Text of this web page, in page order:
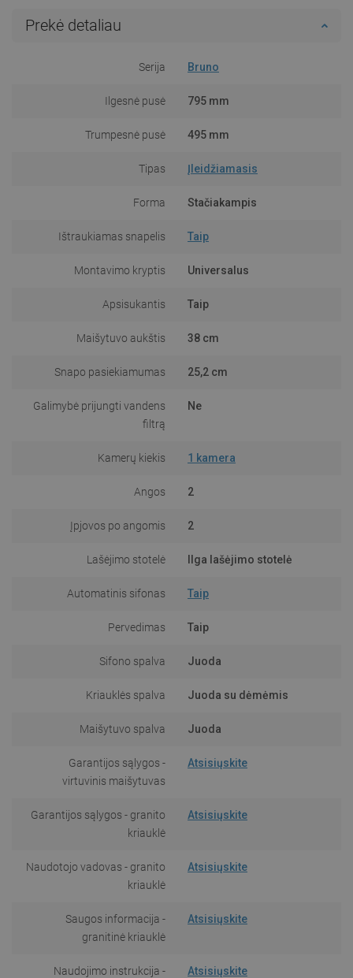
Prekė detaliau
Serija Bruno
Ilgesnė pusė 795 mm
Trumpesnė pusė 495 mm
Tipas Įleidžiamasis
Forma Stačiakampis
Ištraukiamas snapelis Taip
Montavimo kryptis Universalus
Apsisukantis Taip
Maišytuvo aukštis 38 cm
Snapo pasiekiamumas 25,2 cm
Galimybė prijungti vandens
filtrą
Ne
Kamerų kiekis 1 kamera
Angos 2
Įpjovos po angomis 2
Lašėjimo stotelė Ilga lašėjimo stotelė
Automatinis sifonas Taip
Pervedimas Taip
Sifono spalva Juoda
Kriauklės spalva Juoda su dėmėmis
Maišytuvo spalva Juoda
Garantijos sąlygos -
virtuvinis maišytuvas
Atsisiųskite
Garantijos sąlygos - granito
kriauklė
Atsisiųskite
Naudotojo vadovas - granito
kriauklė
Atsisiųskite
Saugos informacija -
granitinė kriauklė
Atsisiųskite
Naudojimo instrukcija -
Atsisiųskite